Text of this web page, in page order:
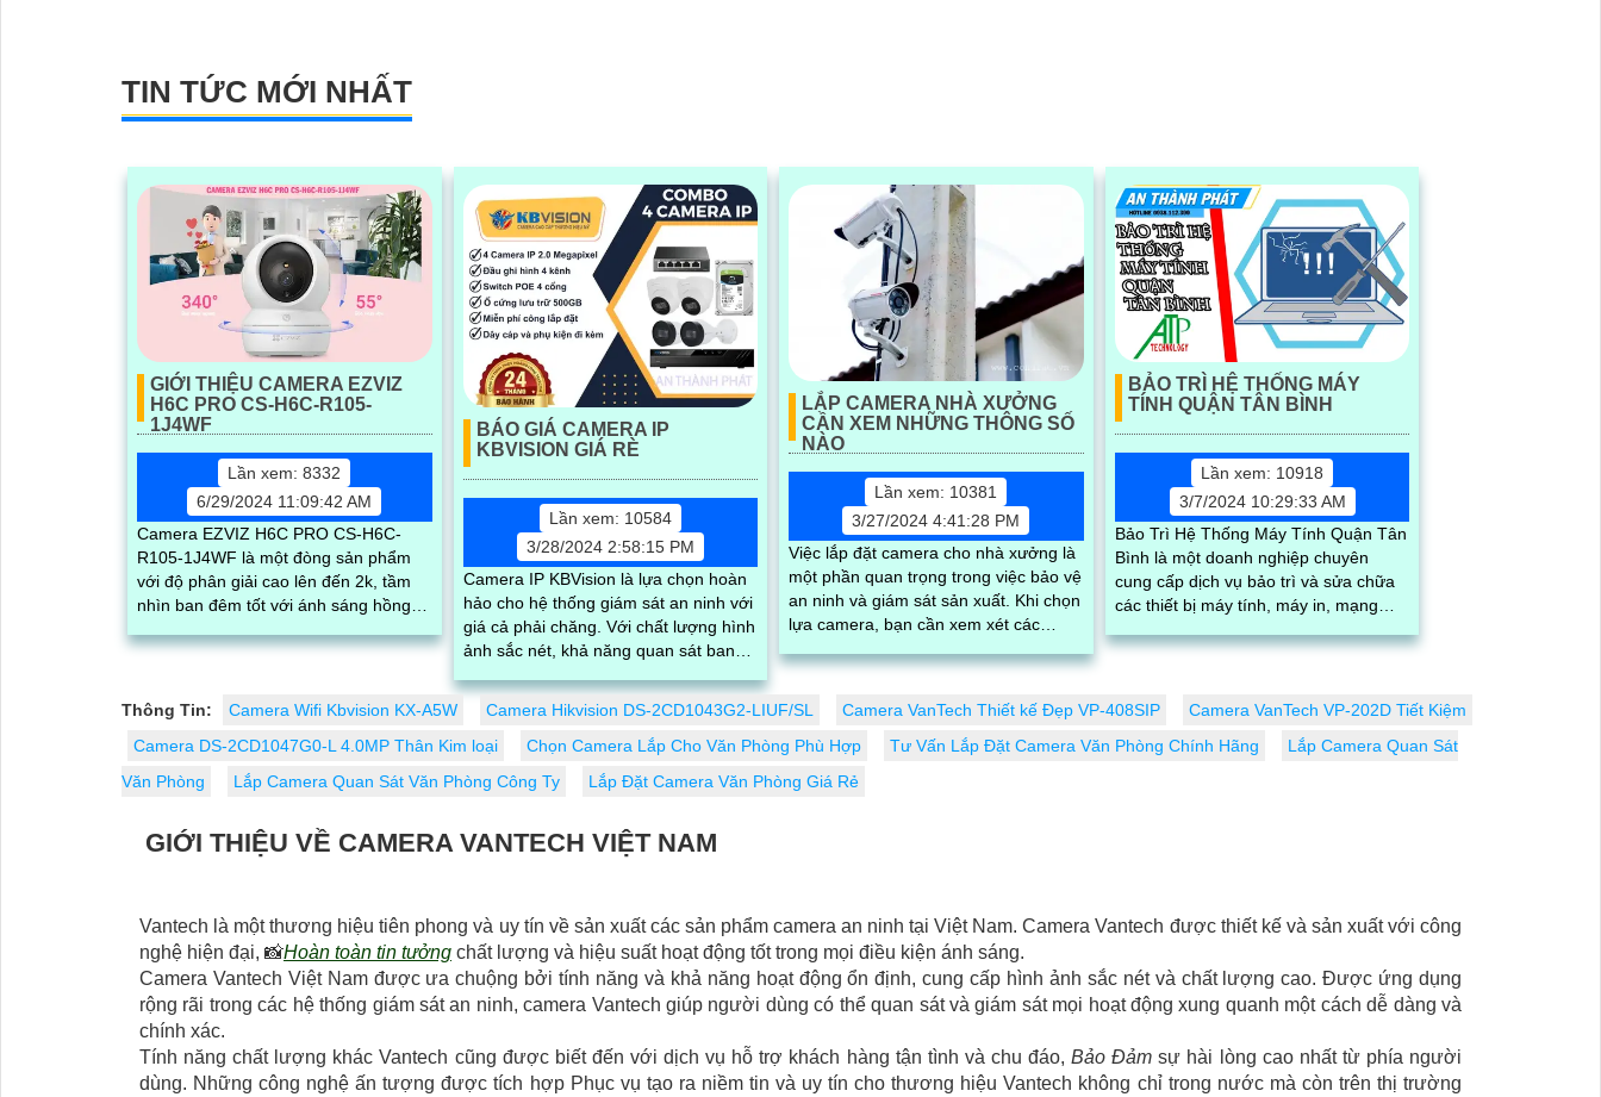
TIN TỨC MỚI NHẤT
GIỚI THIỆU CAMERA EZVIZ
H6C PRO CS-H6C-R105-
1J4WF
Lần xem: 8332
6/29/2024 11:09:42 AM
Camera EZVIZ H6C PRO CS-H6C-
R105-1J4WF là một đòng sản phẩm
với độ phân giải cao lên đến 2k, tầm
nhìn ban đêm tốt với ánh sáng hồng
quay xoay...
BÁO GIÁ CAMERA IP
KBVISION GIÁ RÈ
Lần xem: 10584
3/28/2024 2:58:15 PM
Camera IP KBVision là lựa chọn hoàn
hảo cho hệ thống giám sát an ninh với
giá cả phải chăng. Với chất lượng hình
ảnh sắc nét, khả năng quan sát ban
Camera IP KBVision đáng để đầu tư
LẮP CAMERA NHÀ XƯỞNG
CẦN XEM NHỮNG THÔNG SỐ
NÀO
Lần xem: 10381
3/27/2024 4:41:28 PM
Việc lắp đặt camera cho nhà xưởng là
một phần quan trọng trong việc bảo vệ
an ninh và giám sát sản xuất. Khi chọn
lựa camera, bạn cần xem xét các
BẢO TRÌ HỆ THỐNG MÁY
TÍNH QUẬN TÂN BÌNH
Lần xem: 10918
3/7/2024 10:29:33 AM
Bảo Trì Hệ Thống Máy Tính Quận Tân
Bình là một doanh nghiệp chuyên
cung cấp dịch vụ bảo trì và sửa chữa
các thiết bị máy tính, máy in, mạng
thông tin khác tại khu vực Quận Tân
Thông Tin:
Camera Wifi Kbvision KX-A5W Camera Hikvision DS-2CD1043G2-LIUF/SL Camera VanTech Thiết kế Đẹp VP-408SIP
Camera VanTech VP-202D Tiết Kiệm
Camera DS-2CD1047G0-L 4.0MP Thân Kim loại
Chọn Camera Lắp Cho Văn Phòng Phù Hợp Tư Vấn Lắp Đặt Camera Văn Phòng Chính Hãng
Lắp Camera Quan Sát
Văn Phòng
Lắp Camera Quan Sát Văn Phòng Công Ty Lắp Đặt Camera Văn Phòng Giá Rẻ
GIỚI THIỆU VỀ CAMERA VANTECH VIỆT NAM
Vantech là một thương hiệu tiên phong và uy tín về sản xuất các sản phẩm camera an ninh tại Việt Nam. Camera Vantech được thiết kế và sản xuất với công
nghệ hiện đại, 📸Hoàn toàn tin tưởng chất lượng và hiệu suất hoạt động tốt trong mọi điều kiện ánh sáng.
Camera Vantech Việt Nam được ưa chuộng bởi tính năng và khả năng hoạt động ổn định, cung cấp hình ảnh sắc nét và chất lượng cao. Được ứng dụng
rộng rãi trong các hệ thống giám sát an ninh, camera Vantech giúp người dùng có thể quan sát và giám sát mọi hoạt động xung quanh một cách dễ dàng và
chính xác.
Tính năng chất lượng khác Vantech cũng được biết đến với dịch vụ hỗ trợ khách hàng tận tình và chu đáo,Bảo Đảm sự hài lòng cao nhất từ phía người
dùng. Những công nghệ ấn tượng được tích hợp Phục vụ tạo ra niềm tin và uy tín cho thương hiệu Vantech không chỉ trong nước mà còn trên thị trường